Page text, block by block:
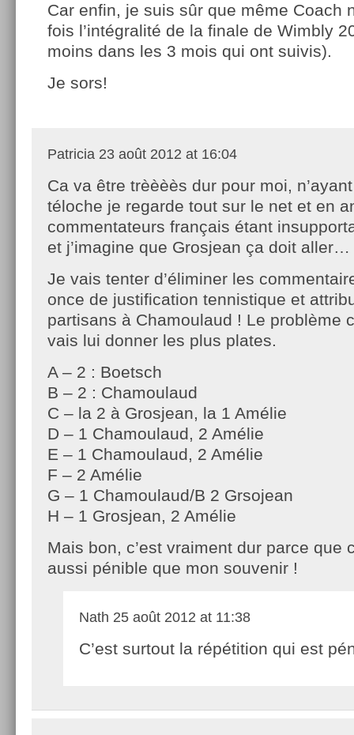
Car enfin, je suis sûr que même Coach
fois l’intégralité de la finale de Wimbly
moins dans les 3 mois qui ont suivis).
Je sors!
Patricia 23 août 2012 at 16:04
Ca va être trèèèès dur pour moi,
téloche je regarde tout sur le net et en
commentateurs français étant
et j’imagine que Grosjean ça doit aller…
Je vais tenter d’éliminer les
once de justification tennistique et
partisans à Chamoulaud ! Le problème
vais lui donner les plus plates.
A – 2 : Boetsch
B – 2 : Chamoulaud
C – la 2 à Grosjean, la 1 Amélie
D – 1 Chamoulaud, 2 Amélie
E – 1 Chamoulaud, 2 Amélie
F – 2 Amélie
G – 1 Chamoulaud/B 2 Grsojean
H – 1 Grosjean, 2 Amélie
Mais bon, c’est vraiment dur parce que
aussi pénible que mon souvenir !
Nath 25 août 2012 at 11:38
C’est surtout la répétition qui est